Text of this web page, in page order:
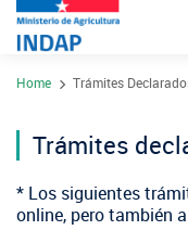
principal
Sobre INDAP
Nuestros Programas
Sitios Regionales
Home Trámites
Trámites
​* Los siguientes
online, pero también